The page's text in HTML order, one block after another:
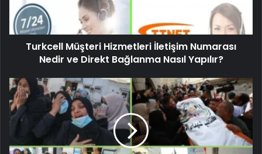
Turkcell Müşteri Hizmetleri İletişim Numarası
Nedir ve Direkt Bağlanma Nasıl Yapılır?